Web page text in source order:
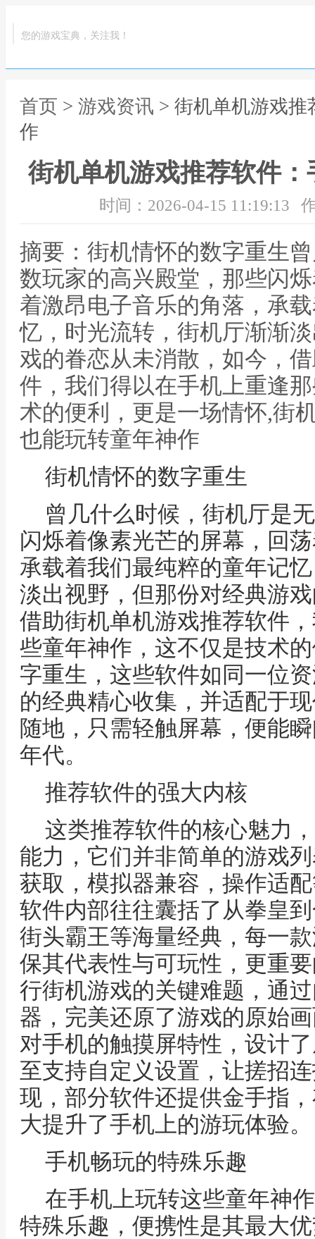
您的游戏宝典，关注我！
首页 > 游戏资讯 > 街机单机游戏
作
街机单机游戏推荐软件
时间：2026-04-15 11:19:13
摘要：街机情怀的数字重生
数玩家的高兴殿堂，那些闪
着激昂电子音乐的角落，承
忆，时光流转，街机厅渐渐
戏的眷恋从未消散，如今，
件，我们得以在手机上重逢
术的便利，更是一场情怀,街
也能玩转童年神作
街机情怀的数字重生
曾几什么时候，街机厅是
闪烁着像素光芒的屏幕，回
承载着我们最纯粹的童年记
淡出视野，但那份对经典游
借助街机单机游戏推荐软件
些童年神作，这不仅是技术
字重生，这些软件如同一位
的经典精心收集，并适配于
随地，只需轻触屏幕，便能
年代。
推荐软件的强大内核
这类推荐软件的核心魅力
能力，它们并非简单的游戏
获取，模拟器兼容，操作适
软件内部往往囊括了从拳皇
街头霸王等海量经典，每一
保其代表性与可玩性，更重
行街机游戏的关键难题，通
器，完美还原了游戏的原始
对手机的触摸屏特性，设计
至支持自定义设置，让搓招
现，部分软件还提供金手指
大提升了手机上的游玩体验。
手机畅玩的特殊乐趣
在手机上玩转这些童年神
特殊乐趣，便携性是其最大